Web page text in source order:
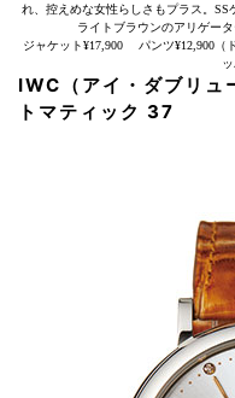
れ、控えめな女性らしさもプラス。
ライトブラウンのアリゲー
ジャケット¥17,900 パンツ¥12,900（
IWC（アイ・ダブリュ
トマティック 37